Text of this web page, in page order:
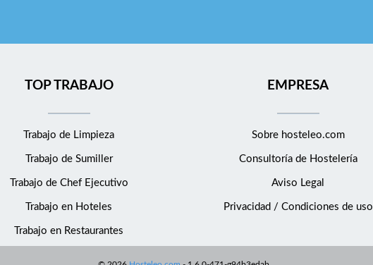
TOP TRABAJO
Trabajo de Limpieza
Trabajo de Sumiller
Trabajo de Chef Ejecutivo
Trabajo en Hoteles
Trabajo en Restaurantes
EMPRESA
Sobre hosteleo.com
Consultoría de Hostelería
Aviso Legal
Privacidad / Condiciones de uso